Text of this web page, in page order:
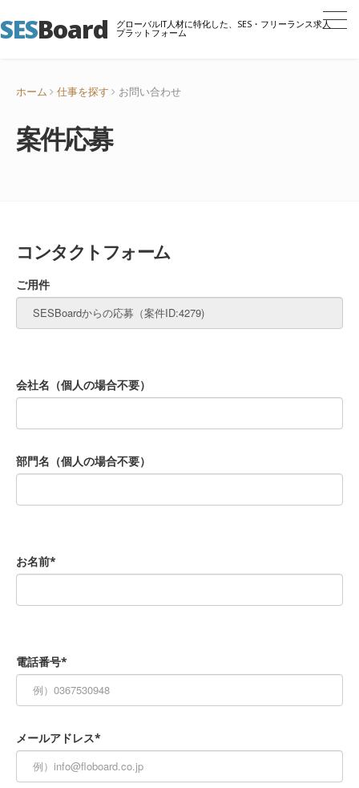
SESBoard グローバルIT人材に特化した、SES・フリーランス求人
プラットフォーム
ホーム 仕事を探す お問い合わせ
案件応募
コンタクトフォーム
ご用件
会社名（個人の場合不要）
部門名（個人の場合不要）
お名前*
電話番号*
メールアドレス*